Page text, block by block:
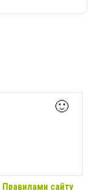
🙂
Правилами сайту